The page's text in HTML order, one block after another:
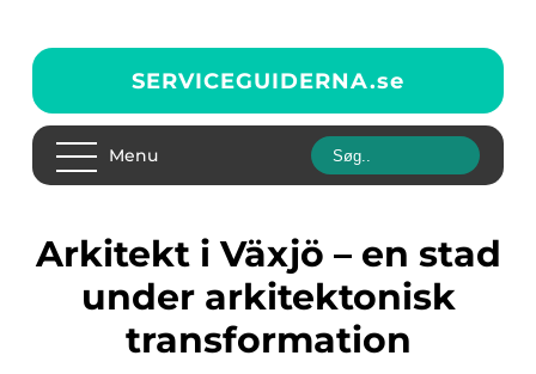
SERVICEGUIDERNA.se
Menu
Arkitekt i Växjö – en stad
under arkitektonisk
transformation